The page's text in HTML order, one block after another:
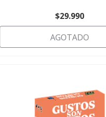
$29.990
AGOTADO